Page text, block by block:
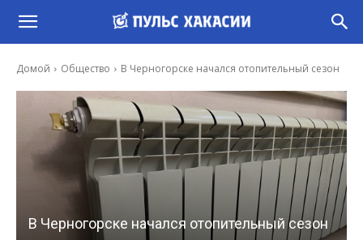
Домой Общество В Черногорске начался отопительный сезон
В Черногорске начался отопительный сезон